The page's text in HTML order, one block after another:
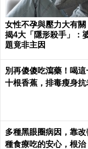
女性不孕與壓力大有關
揭4大「隱形殺手」：
題竟非主因
別再傻傻吃瀉藥！喝
十根香蕉，排毒瘦身
多種黑眼圈病因，靠改
種食療吃的安心，根